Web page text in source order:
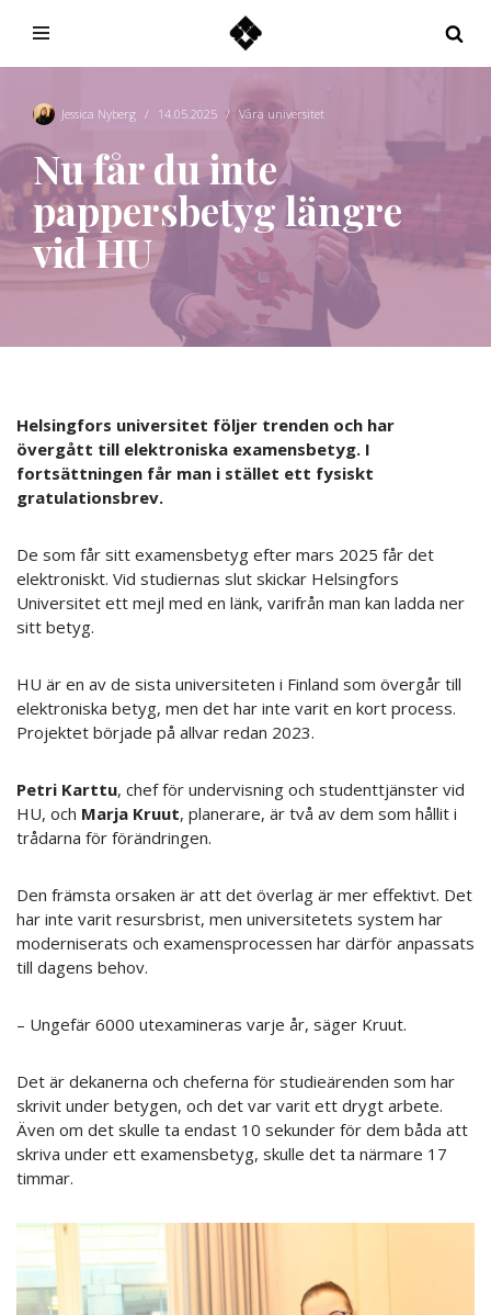
innehållJessica Nyberg 14.05.2025 Våra universitet
Nu får du inte
pappersbetyg längre
vid HU
Helsingfors universitet följer trenden och har
övergått till elektroniska examensbetyg. I
fortsättningen får man i stället ett fysiskt
gratulationsbrev.
De som får sitt examensbetyg efter mars 2025 får det
elektroniskt. Vid studiernas slut skickar Helsingfors
Universitet ett mejl med en länk, varifrån man kan ladda ner
sitt betyg.
HU är en av de sista universiteten i Finland som övergår till
elektroniska betyg, men det har inte varit en kort process.
Projektet började på allvar redan 2023.
Petri Karttu, chef för undervisning och studenttjänster vid
HU, och Marja Kruut, planerare, är två av dem som hållit i
trådarna för förändringen.
Den främsta orsaken är att det överlag är mer effektivt. Det
har inte varit resursbrist, men universitetets system har
moderniserats och examensprocessen har därför anpassats
till dagens behov.
– Ungefär 6000 utexamineras varje år, säger Kruut.
Det är dekanerna och cheferna för studieärenden som har
skrivit under betygen, och det var varit ett drygt arbete.
Även om det skulle ta endast 10 sekunder för dem båda att
skriva under ett examensbetyg, skulle det ta närmare 17
timmar.